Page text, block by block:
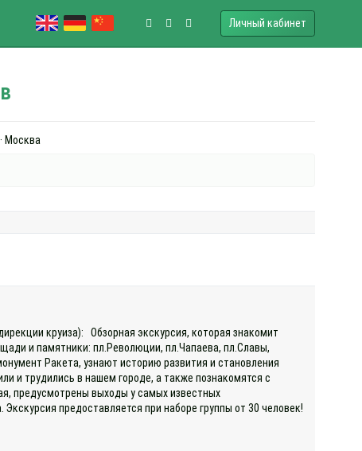
Личный кабинет
Москва
круиза): Обзорная экскурсия, которая знакомит
и памятники: пл.Революции, пл.Чапаева, пл.Славы,
Ракета, узнают историю развития и становления
и трудились в нашем городе, а также познакомятся с
предусмотрены выходы у самых известных
предоставляется при наборе группы от 30 человек!